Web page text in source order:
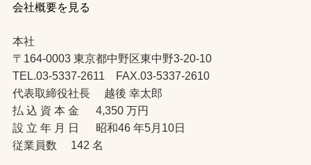
会社概要を見る
本社
〒164-0003 東京都中野区東中野3-20-10
TEL.03-5337-2611 FAX.03-5337-2610
代表取締役社長 越後 幸太郎
払 込 資 本 金 4,350 万円
設 立 年 月 日 昭和46 年5月10日
従業員数 142 名